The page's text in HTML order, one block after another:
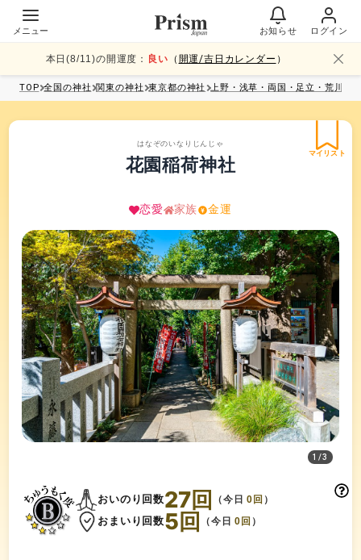
メニュー お知らせ ログイン
本日(8/11)の開運度： 良い （ 開運/吉日カレンダー ）
TOP 全国の神社 関東の神社 東京都の神社 上野・浅草・両国・足立・荒川
マイリスト
はなぞのいなりじんじゃ
花園稲荷神社
恋愛 家族 金運
1/3
おいのり回数27回 （今日0回 ）
おまいり回数5回 （今日0回 ）